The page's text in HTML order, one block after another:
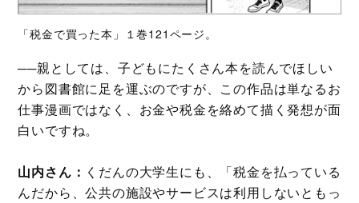
「税金で買った本」１巻121ページ。
──親としては、子どもにたくさん本を読んでほしい
から図書館に足を運ぶのですが、この作品は単なるお
仕事漫画ではなく、お金や税金を絡めて描く発想が面
白いですね。
山内さん： くだんの大学生にも、「税金を払っている
んだから、公共の施設やサービスは利用しないともっ